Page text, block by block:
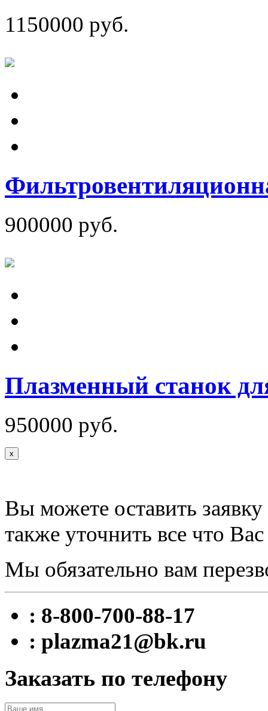
1150000 руб.
900000 руб.
Плазменный станок
950000 руб.
x
Вы можете оставить
также уточнить все что Вас
Мы обязательно вам
: 8-800-700-88-17
: plazma21@bk.ru
Заказать по телефону